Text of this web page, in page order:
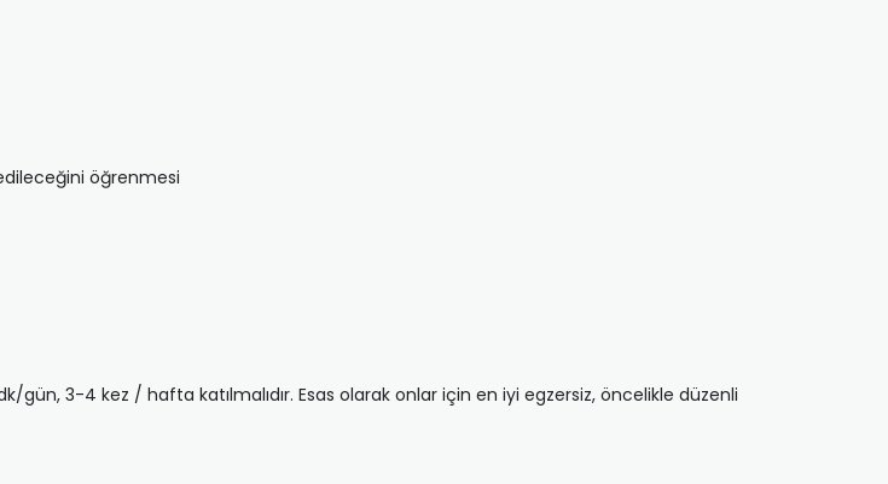
öğrenmesi
gün, 3-4 kez / hafta katılmalıdır. Esas olarak onlar için en iyi egzersiz, öncelikle düzenli